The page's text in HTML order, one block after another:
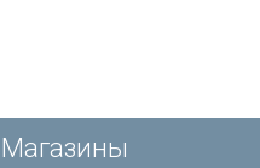
Магазины